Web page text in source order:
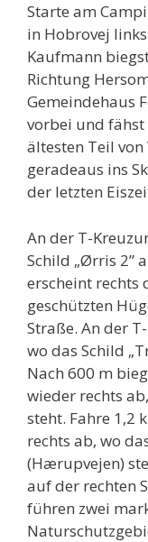
Starte am
in Hobrovej
Kaufmann
Richtung
Gemeindehaus
vorbei und
ältesten Teil
geradeaus ins
der letzten
An der T-
Schild „Ørris 2”
erscheint rechts
geschützten
Straße. An der
wo das Schild
Nach 600 m
wieder rechts
steht. Fahre 1,2
rechts ab, wo
(Hærupvejen)
auf der rechten
führen zwei